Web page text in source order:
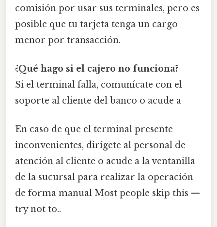
comisión por usar sus terminales, pero es
posible que tu tarjeta tenga un cargo
menor por transacción.
¿Qué hago si el cajero no funciona?
Si el terminal falla, comunícate con el
soporte al cliente del banco o acude a
En caso de que el terminal presente
inconvenientes, dirígete al personal de
atención al cliente o acude a la ventanilla
de la sucursal para realizar la operación
de forma manual Most people skip this —
try not to..